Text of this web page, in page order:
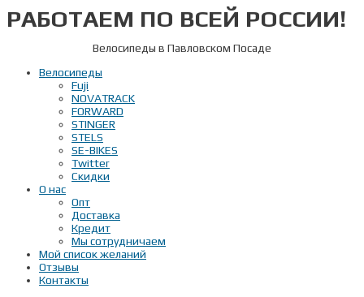
Перейти
кРАБОТАЕМ ПО ВСЕЙ РОССИИ!
Велосипеды в Павловском Посаде
Велосипеды
Fuji
NOVATRACK
FORWARD
STINGER
STELS
SE-BIKES
Twitter
Скидки
О нас
Опт
Доставка
Кредит
Мы сотрудничаем
Мой список желаний
Отзывы
Контакты